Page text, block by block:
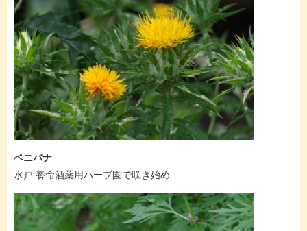
ベニバナ
水戸 養命酒薬用ハーブ園で咲き始め